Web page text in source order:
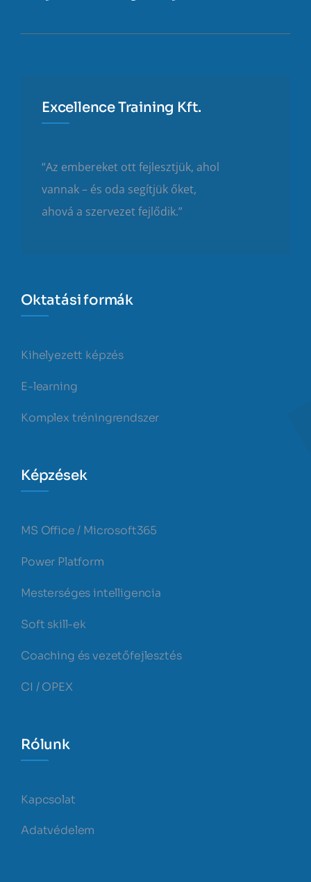
Excellence Training Kft.
“Az embereket ott fejlesztjük, ahol
vannak – és oda segítjük őket,
ahová a szervezet fejlődik.”
Oktatási formák
Kihelyezett képzés
E-learning
Komplex tréningrendszer
Képzések
MS Office / Microsoft365
Power Platform
Mesterséges intelligencia
Soft skill-ek
Coaching és vezetőfejlesztés
CI / OPEX
Rólunk
Kapcsolat
Adatvédelem